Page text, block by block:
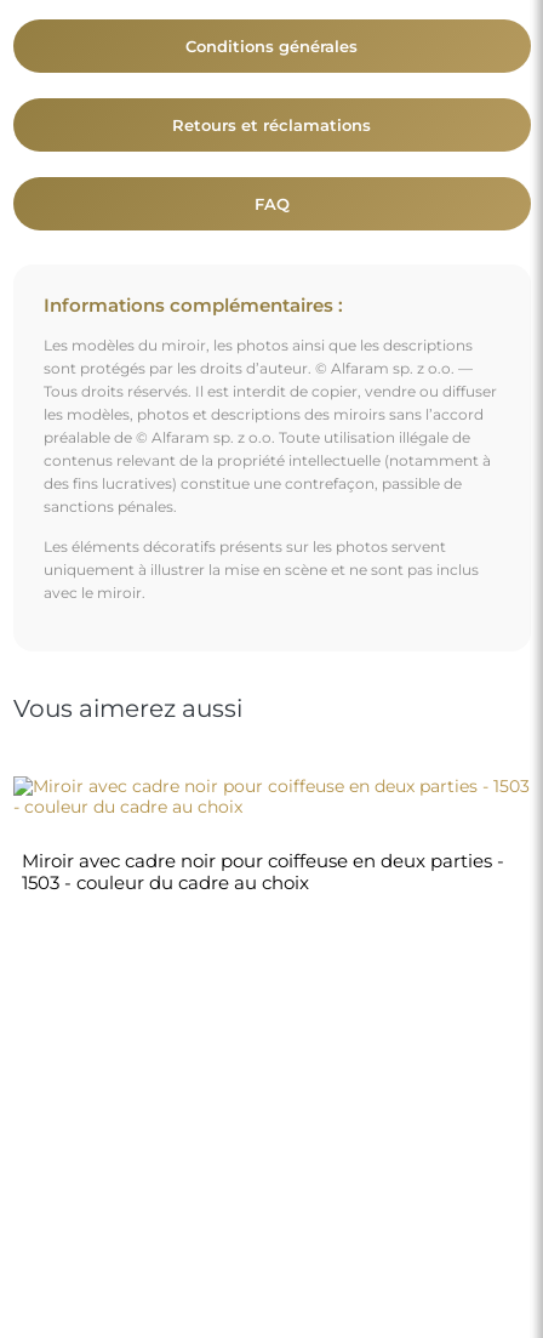
Conditions générales
Retours et réclamations
FAQ
Informations complémentaires :
Les modèles du miroir, les photos ainsi que les descriptions
sont protégés par les droits d’auteur. © Alfaram sp. z o.o. —
Tous droits réservés. Il est interdit de copier, vendre ou diffuser
les modèles, photos et descriptions des miroirs sans l’accord
préalable de © Alfaram sp. z o.o. Toute utilisation illégale de
contenus relevant de la propriété intellectuelle (notamment à
des fins lucratives) constitue une contrefaçon, passible de
sanctions pénales.
Les éléments décoratifs présents sur les photos servent
uniquement à illustrer la mise en scène et ne sont pas inclus
avec le miroir.
Vous aimerez aussi
Miroir avec cadre noir pour coiffeuse en deux parties -
1503 - couleur du cadre au choix